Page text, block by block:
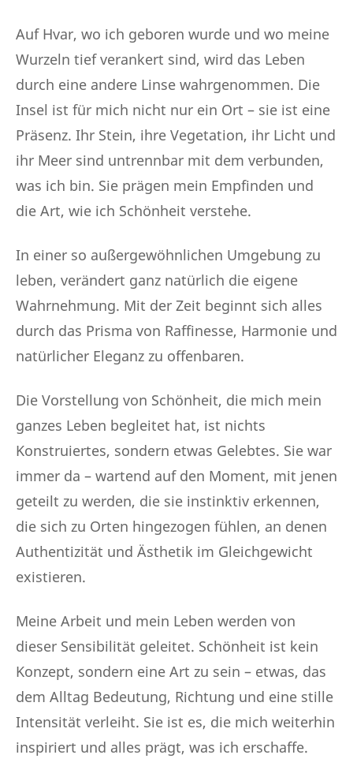
Auf Hvar, wo ich geboren wurde und wo meine
Wurzeln tief verankert sind, wird das Leben
durch eine andere Linse wahrgenommen. Die
Insel ist für mich nicht nur ein Ort – sie ist eine
Präsenz. Ihr Stein, ihre Vegetation, ihr Licht und
ihr Meer sind untrennbar mit dem verbunden,
was ich bin. Sie prägen mein Empfinden und
die Art, wie ich Schönheit verstehe.
In einer so außergewöhnlichen Umgebung zu
leben, verändert ganz natürlich die eigene
Wahrnehmung. Mit der Zeit beginnt sich alles
durch das Prisma von Raffinesse, Harmonie und
natürlicher Eleganz zu offenbaren.
Die Vorstellung von Schönheit, die mich mein
ganzes Leben begleitet hat, ist nichts
Konstruiertes, sondern etwas Gelebtes. Sie war
immer da – wartend auf den Moment, mit jenen
geteilt zu werden, die sie instinktiv erkennen,
die sich zu Orten hingezogen fühlen, an denen
Authentizität und Ästhetik im Gleichgewicht
existieren.
Meine Arbeit und mein Leben werden von
dieser Sensibilität geleitet. Schönheit ist kein
Konzept, sondern eine Art zu sein – etwas, das
dem Alltag Bedeutung, Richtung und eine stille
Intensität verleiht. Sie ist es, die mich weiterhin
inspiriert und alles prägt, was ich erschaffe.